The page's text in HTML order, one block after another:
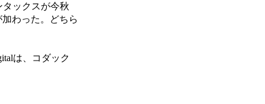
ックスが今秋
わった。どちら
は、コダック